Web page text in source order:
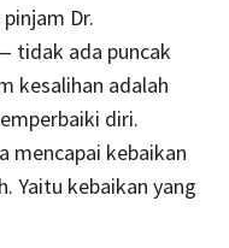
Dr.
tidak ada puncak
kesalihan adalah
diri.
mencapai kebaikan
Yaitu kebaikan yang